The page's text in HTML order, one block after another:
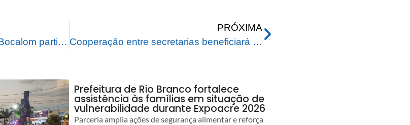
Prefeito de Rio Branco Tião Bocalom participa, em Brasília, da Agenda Brasil para Todos a convite de Jair Bolsonaro
PRÓXIMA
Cooperação entre secretarias beneficiará público idoso da capital acreana
Prefeitura de Rio Branco fortalece
assistência às famílias em situação de
vulnerabilidade durante Expoacre 2026
Parceria amplia ações de segurança alimentar e reforça